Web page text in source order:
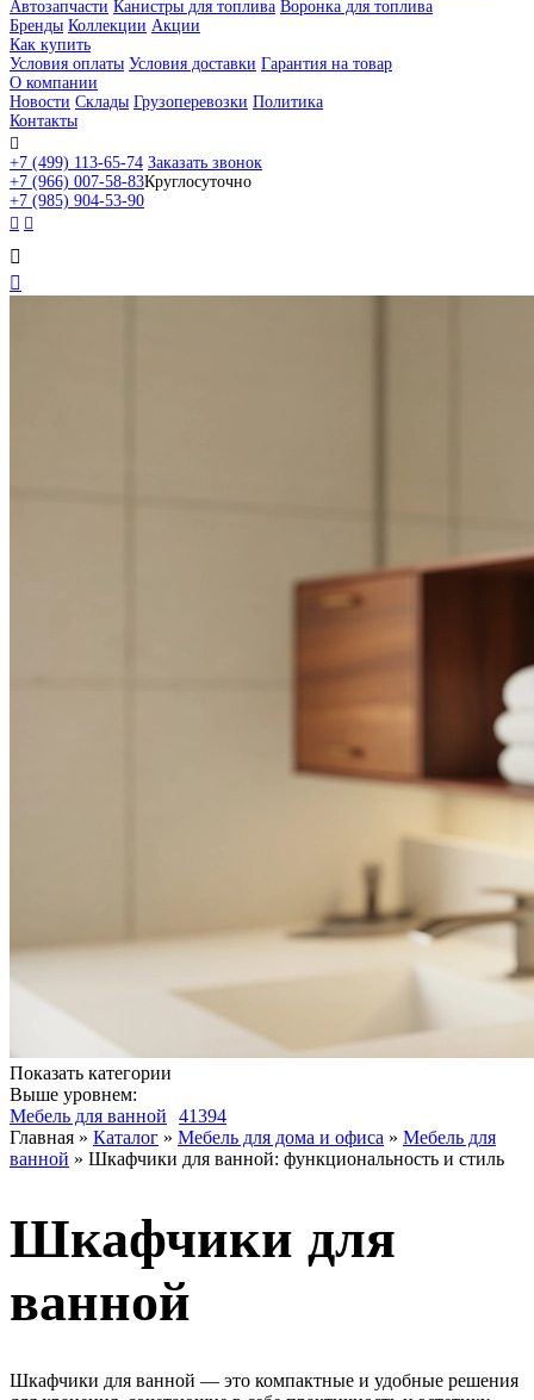
Автозапчасти Канистры для топлива Воронка для топлива
Бренды Коллекции Акции
Как купить
Условия оплаты Условия доставки Гарантия на товар
О компании
Новости Склады Грузоперевозки Политика
Контакты

+7 (499) 113-65-74 Заказать звонок
+7 (966) 007-58-83Круглосуточно
+7 (985) 904-53-90
 


Показать категории
Выше уровнем:
Мебель для ванной
41394
Главная » Каталог » Мебель для дома и офиса » Мебель для
ванной » Шкафчики для ванной: функциональность и стиль
Шкафчики для
ванной
Шкафчики для ванной — это компактные и удобные решения